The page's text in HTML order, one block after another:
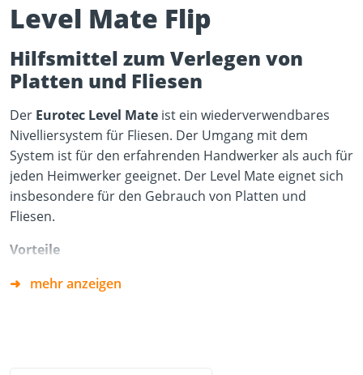
Level Mate Flip
Hilfsmittel zum Verlegen von
Platten und Fliesen
Der Eurotec Level Mate ist ein wiederverwendbares
Nivelliersystem für Fliesen. Der Umgang mit dem
System ist für den erfahrenden Handwerker als auch für
jeden Heimwerker geeignet. Der Level Mate eignet sich
insbesondere für den Gebrauch von Platten und
Fliesen.
Vorteile
Einfache Montage
mehr anzeigen